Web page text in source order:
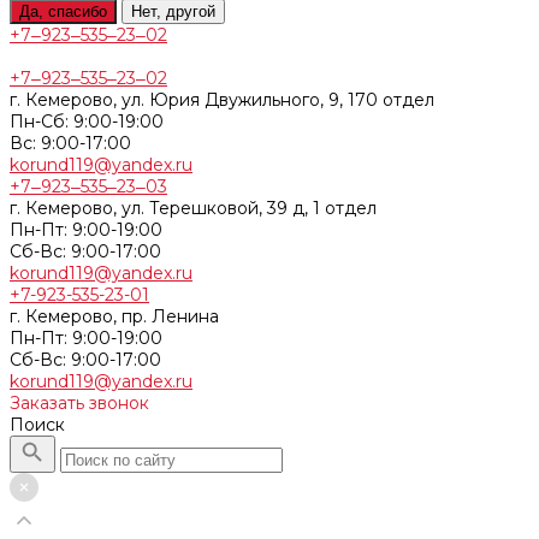
Да, спасибо Нет, другой
+7‒923‒535‒23‒02
+7‒923‒535‒23‒02
г. Кемерово, ул. Юрия Двужильного, 9, 170 отдел
Пн-Сб: 9:00-19:00
Вс: 9:00-17:00
korund119@yandex.ru
+7‒923‒535‒23‒03
г. Кемерово, ул. Терешковой, 39 д, 1 отдел
Пн-Пт: 9:00-19:00
Cб-Вс: 9:00-17:00
korund119@yandex.ru
+7-923-535-23-01
г. Кемерово, пр. Ленина
Пн-Пт: 9:00-19:00
Cб-Вс: 9:00-17:00
korund119@yandex.ru
Заказать звонок
Поиск